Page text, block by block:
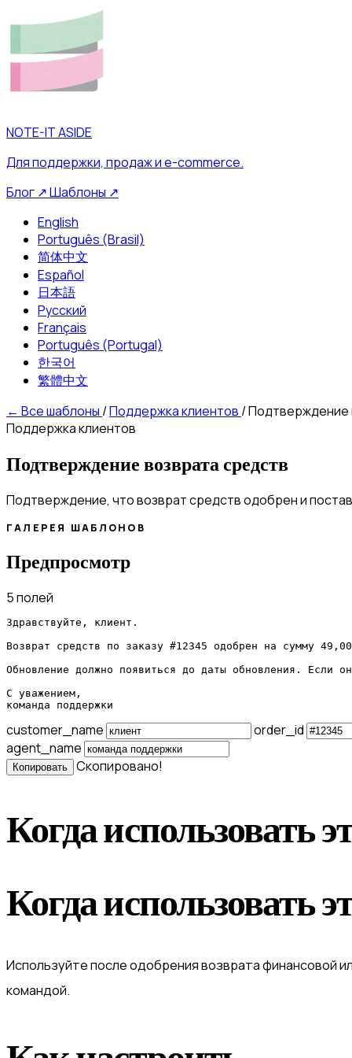
NOTE-IT ASIDE
Для поддержки, продаж и e-commerce.
Блог ↗Шаблоны ↗
English
Português (Brasil)
简体中文
Español
日本語
Русский
Français
Português (Portugal)
한국어
繁體中文
← Все шаблоны /Поддержка клиентов /Подтверждение
Поддержка клиентов
Подтверждение возврата средств
Подтверждение, что возврат средств одобрен и
ГАЛЕРЕЯ ШАБЛОНОВ
Предпросмотр
5 полей
Здравствуйте, клиент.
Возврат средств по заказу #12345 одобрен на сумму
Обновление должно появиться до даты обновления. Если
С уважением,
команда поддержки
customer_name
order_id
agent_name
Копировать Скопировано!
Когда использовать
Когда использовать
Используйте после одобрения возврата финансовой
командой.